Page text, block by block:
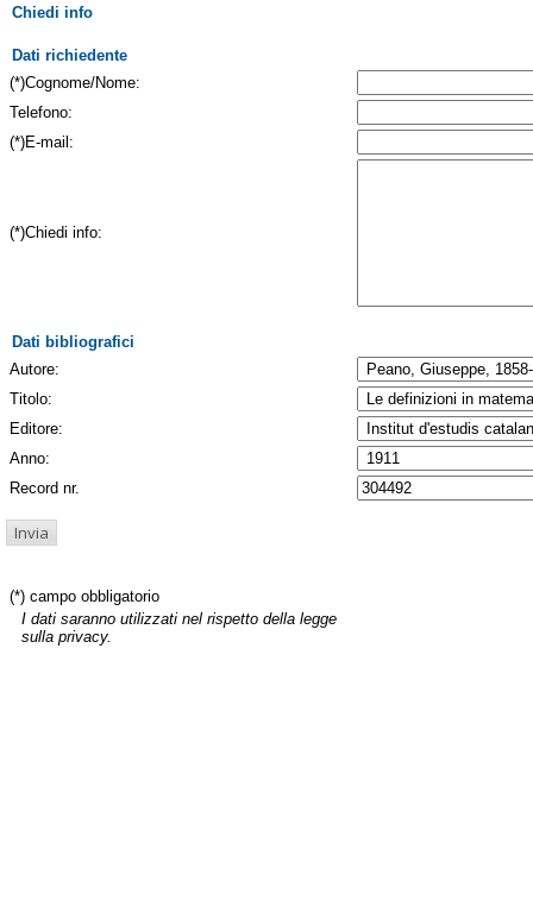
Chiedi info
Dati richiedente
(*)Cognome/Nome:
Telefono:
(*)E-mail:
(*)Chiedi info:
Dati bibliografici
Autore:
Titolo:
Editore:
Anno:
Record nr.
(*) campo obbligatorio
I dati saranno utilizzati nel rispetto della legge
sulla privacy.